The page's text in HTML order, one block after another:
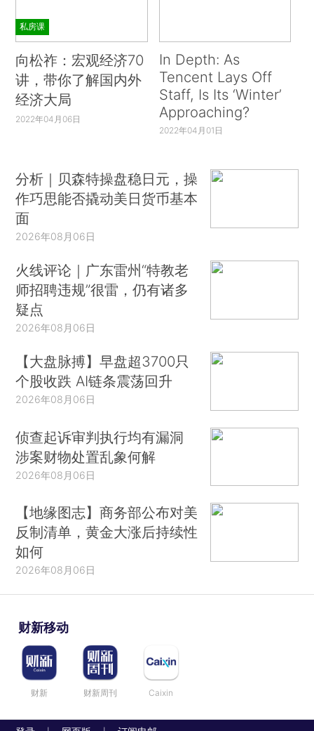
私房课
向松祚：宏观经济70
讲，带你了解国内外
经济大局
2022年04月06日
In Depth: As
Tencent Lays Off
Staff, Is Its ‘Winter’
Approaching?
2022年04月01日
分析｜贝森特操盘稳日元，操
作巧思能否撬动美日货币基本
面
2026年08月06日
火线评论｜广东雷州“特教老
师招聘违规”很雷，仍有诸多
疑点
2026年08月06日
【大盘脉搏】早盘超3700只
个股收跌 AI链条震荡回升
2026年08月06日
侦查起诉审判执行均有漏洞
涉案财物处置乱象何解
2026年08月06日
【地缘图志】商务部公布对美
反制清单，黄金大涨后持续性
如何
2026年08月06日
财新移动
财新 财新周刊 Caixin